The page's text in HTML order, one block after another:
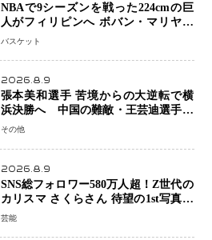
NBAで9シーズンを戦った224cmの巨
人がフィリピンへ ボバン・マリヤノ
ビッチ ジョーンズカップで新たな挑
バスケット
2026.8.9
張本美和選手 苦境からの大逆転で横
浜決勝へ 中国の難敵・王芸迪選手を
撃破「ここからまた行くぞ」兄・智和
その他
2026.8.9
SNS総フォロワー580万人超！Z世代の
カリスマ さくらさん 待望の1st写真集
が11月5日発売決定 沖縄で“今しか残
芸能